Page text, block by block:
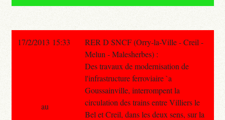
17/2/2013 15:33
RER D SNCF (Orry-la-Ville - Creil -
Melun - Malesherbes) :
Des travaux de modernisation de
l'infrastructure ferroviaire `a
Goussainville, interrompent la
circulation des trains entre Villiers le
Bel et Creil, dans les deux sens, sur la
au